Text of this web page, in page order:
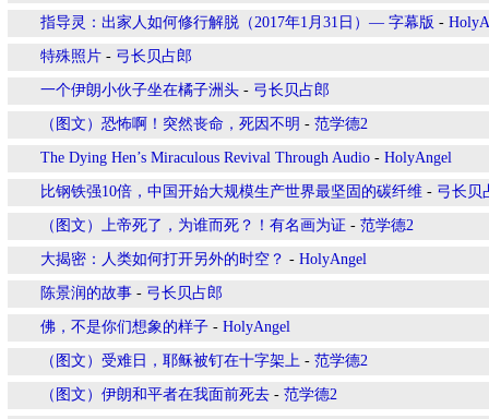
指导灵：出家人如何修行解脱（2017年1月31日）— 字幕版 -
特殊照片 - 弓长贝占郎
一个伊朗小伙子坐在橘子洲头 - 弓长贝占郎
（图文）恐怖啊！突然丧命，死因不明 - 范学德2
The Dying Hen’s Miraculous Revival Through Audio - HolyAngel
比钢铁强10倍，中国开始大规模生产世界最坚固的碳纤维 - 弓长贝
（图文）上帝死了，为谁而死？！有名画为证 - 范学德2
大揭密：人类如何打开另外的时空？ - HolyAngel
陈景润的故事 - 弓长贝占郎
佛，不是你们想象的样子 - HolyAngel
（图文）受难日，耶稣被钉在十字架上 - 范学德2
（图文）伊朗和平者在我面前死去 - 范学德2